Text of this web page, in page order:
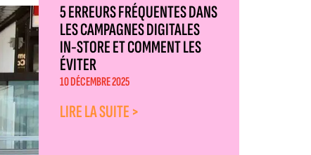
5 ERREURS FRÉQUENTES DANS
LES CAMPAGNES DIGITALES
IN-STORE ET COMMENT LES
ÉVITER
10 DÉCEMBRE 2025
LIRE LA SUITE >